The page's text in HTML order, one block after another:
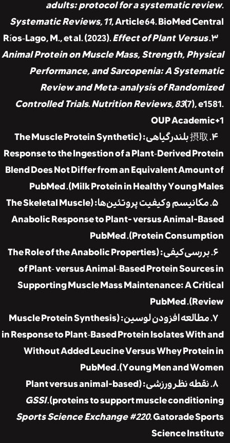
adults: protocol for a systematic
Systematic Reviews, 11, Article 64.BioMed
Effect of Plant
Animal Protein on Muscle Mass, Strength,
Performance, and Sarcopenia: A
Review and Meta‑analysis of
Controlled Trials.Nutrition Reviews, 83(7),
OUP
۴. 摂取 بلندر گیاهی: (The Muscle Protein Synthetic
Response to the Ingestion of a Plant‑Derived
Blend Does Not Differ from an Equivalent
Milk Protein in Healthy Young
PubMed
۵. مکانیسم و کیفیت پروتئین‌ها: (The Skeletal Muscle
Anabolic Response to Plant- versus Animal-
Protein
PubMed
۶. بررسی کیفی: (The Role of the Anabolic Properties
of Plant‑ versus Animal‑Based Protein
Supporting Muscle Mass Maintenance: A
PubMed
۷. مطالعه افزودن لوسین: (Muscle Protein Synthesis
in Response to Plant‑Based Protein Isolates
Without Added Leucine Versus Whey
Young Men and
PubMed
۸. نقطه نظر ورزشی: (Plant versus animal-based
proteins to support muscle
GSSI
Sports Science Exchange #220.Gatorade
Science